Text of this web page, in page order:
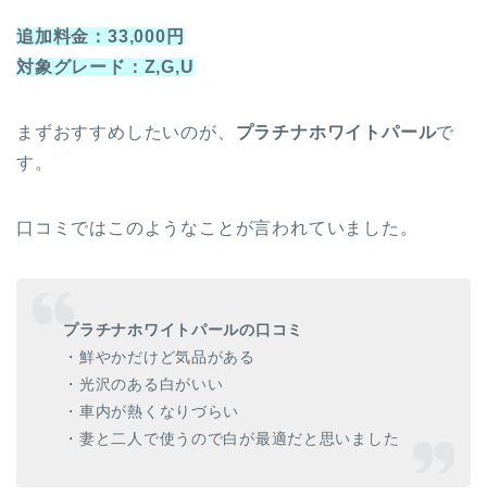
追加料金：33,000円
対象グレード：Z,G,U
まずおすすめしたいのが、 プラチナホワイトパールで
す。
口コミではこのようなことが言われていました。
プラチナホワイトパールの口コミ
・鮮やかだけど気品がある
・光沢のある白がいい
・車内が熱くなりづらい
・妻と二人で使うので白が最適だと思いました